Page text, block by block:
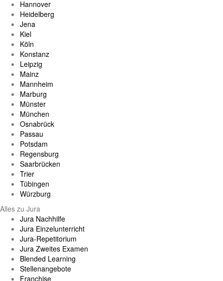
Hannover
Heidelberg
Jena
Kiel
Köln
Konstanz
Leipzig
Mainz
Mannheim
Marburg
Münster
München
Osnabrück
Passau
Potsdam
Regensburg
Saarbrücken
Trier
Tübingen
Würzburg
Alles zu Jura
Jura Nachhilfe
Jura Einzelunterricht
Jura-Repetitorium
Jura Zweites Examen
Blended Learning
Stellenangebote
Franchise